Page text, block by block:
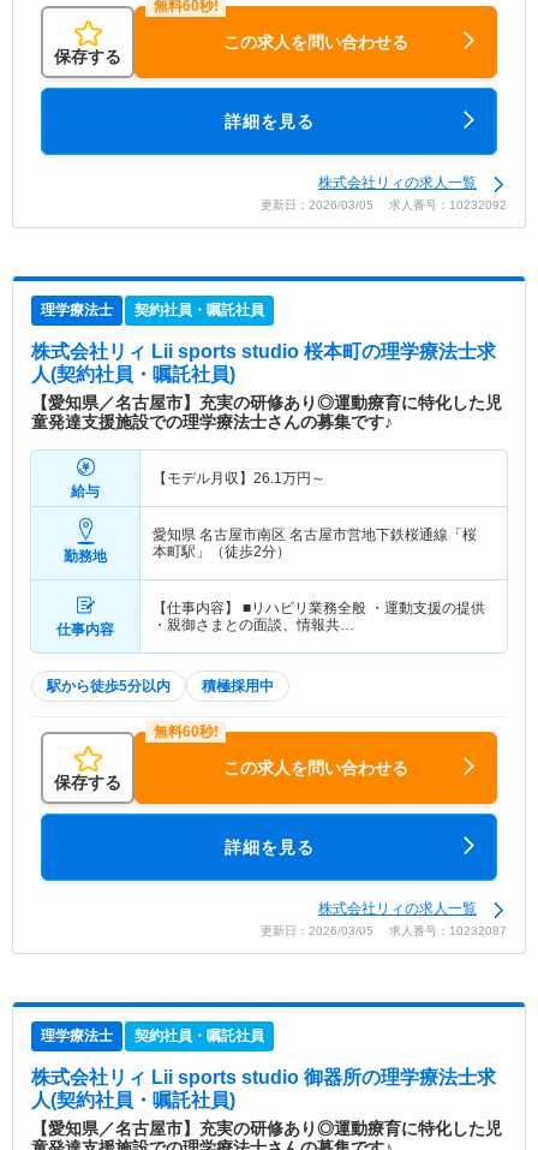
保存する
この求人を問い合わせる
詳細を見る
株式会社リィの求人一覧
更新日：2026/03/05 求人番号：10232092
理学療法士 契約社員・嘱託社員
株式会社リィ Lii sports studio 桜本町の理学療法士求
人(契約社員・嘱託社員)
【愛知県／名古屋市】充実の研修あり◎運動療育に特化した児
童発達支援施設での理学療法士さんの募集です♪
給与
【モデル月収】 26.1万円～
勤務地
愛知県 名古屋市南区 名古屋市営地下鉄桜通線「桜
本町駅」（徒歩2分）
仕事内容
【仕事内容】 ■リハビリ業務全般 ・運動支援の提供
・親御さまとの面談、情報共…
駅から徒歩5分以内 積極採用中
保存する
この求人を問い合わせる
詳細を見る
株式会社リィの求人一覧
更新日：2026/03/05 求人番号：10232087
理学療法士 契約社員・嘱託社員
株式会社リィ Lii sports studio 御器所の理学療法士求
人(契約社員・嘱託社員)
【愛知県／名古屋市】充実の研修あり◎運動療育に特化した児